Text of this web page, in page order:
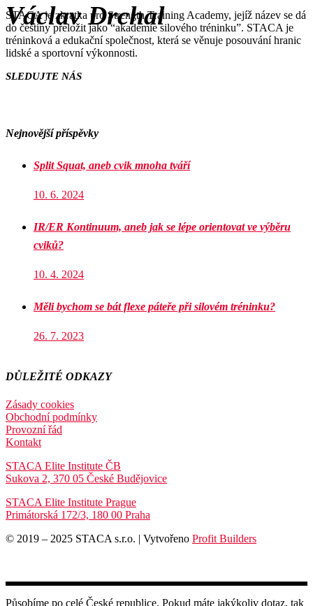
Václav Drchal
STACA je zkratka pro Strength Training Academy, jejíž název se dá
do češtiny přeložit jako “akademie silového tréninku”. STACA je
tréninková a edukační společnost, která se věnuje posouvání hranic
lidské a sportovní výkonnosti.
SLEDUJTE NÁS
Nejnovější příspěvky
Split Squat, aneb cvik mnoha tváří
10. 6. 2024
IR/ER Kontinuum, aneb jak se lépe orientovat ve výběru
cviků?
10. 4. 2024
Měli bychom se bát flexe páteře při silovém tréninku?
26. 7. 2023
DŮLEŽITÉ ODKAZY
Zásady cookies
Obchodní podmínky
Provozní řád
Kontakt
STACA Elite Institute ČB
Sukova 2, 370 05 České Budějovice
STACA Elite Institute Prague
Primátorská 172/3, 180 00 Praha
© 2019 – 2025 STACA s.r.o. | Vytvořeno Profit Builders
Působíme po celé České republice. Pokud máte jakýkoliv dotaz, tak